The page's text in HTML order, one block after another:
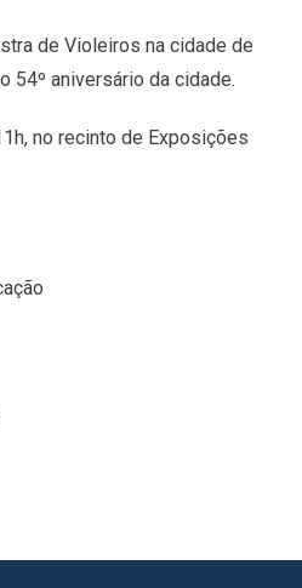
de Violeiros na cidade de
54º aniversário da cidade.
no recinto de Exposições